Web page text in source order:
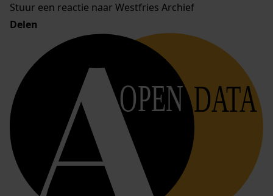
Stuur een reactie naar Westfries Archief
Delen
OPEN DATA